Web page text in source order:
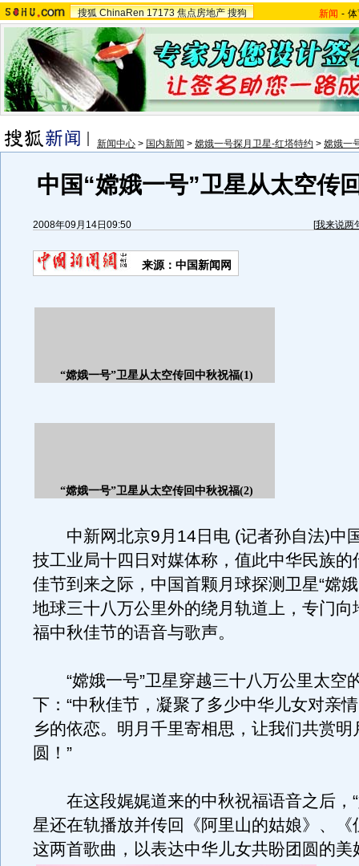
搜狐 ChinaRen 17173 焦点房地产 搜狗 新闻 -
新闻中心 > 国内新闻 > 嫦娥一号探月卫星-红塔特约 > 嫦娥一
中国“嫦娥一号”卫星从太空传
2008年09月14日09:50 [我来说两
来源：中国新闻网
中新网北京9月14日电 (记者孙自法)中
技工业局十四日对媒体称，值此中华民族的
佳节到来之际，中国首颗月球探测卫星“嫦
地球三十八万公里外的绕月轨道上，专门向
福中秋佳节的语音与歌声。
“嫦娥一号”卫星穿越三十八万公里太空
下：“中秋佳节，凝聚了多少中华儿女对亲
乡的依恋。明月千里寄相思，让我们共赏明
圆！”
在这段娓娓道来的中秋祝福语音之后，“
星还在轨播放并传回《阿里山的姑娘》、《
这两首歌曲，以表达中华儿女共盼团圆的美